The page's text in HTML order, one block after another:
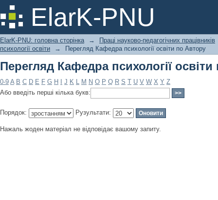
ElarK-PNU
Перегляд Кафедра психології
ElarK-PNU: головна сторінка →
Праці науково-педагогічних працівників
психології освіти
→ Перегляд Кафедра психології освіти по Автору
Перегляд Кафедра психології
0-9 A B C D E F G H J K L M N O P Q R S T U V W X Y Z
Або введіть перші кілька букв:
Порядок: Рузультати:
Нажаль жоден матеріал не відповідає вашому запиту.